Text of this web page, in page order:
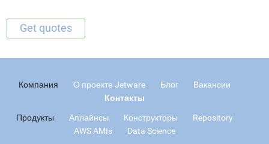
Компания О проекте Jetware Блог
Вакансии
Контакты
Продукты Аплайнсы Конструкторы
Repository
AWS AMIs
Data Science